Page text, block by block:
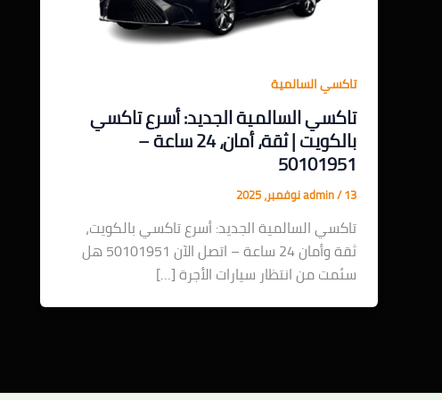
تاكسي السالمية
تاكسي السالمية الجديد: أسرع تاكسي
بالكويت | ثقة، أمان، 24 ساعة –
50101951
admin/13 نوفمبر، 2025
تاكسي السالمية الجديد: أسرع تاكسي بالكويت،
ثقة وأمان 24 ساعة – اتصل الآن 50101951 هل
سئمت من انتظار سيارات الأجرة […]